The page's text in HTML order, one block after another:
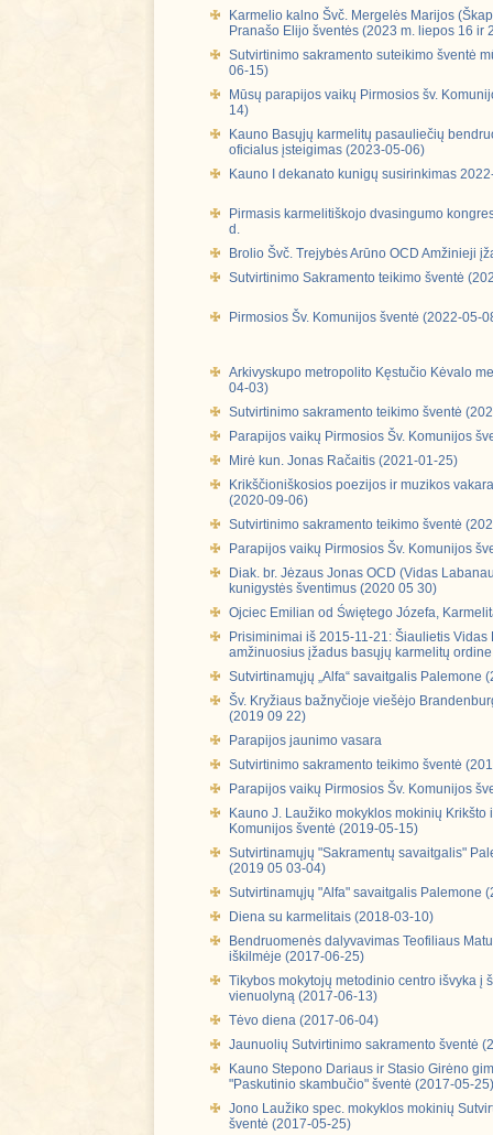
Karmelio kalno Švč. Mergelės Marijos
Pranašo Elijo šventės (2023 m. liepos 16 ir
Sutvirtinimo sakramento suteikimo šventė
06-15)
Mūsų parapijos vaikų Pirmosios šv.
14)
Kauno Basųjų karmelitų pasauliečių
oficialus įsteigimas (2023-05-06)
Kauno I dekanato kunigų susirinkimas
Pirmasis karmelitiškojo dvasingumo
d.
Brolio Švč. Trejybės Arūno OCD Amžinieji
Sutvirtinimo Sakramento teikimo šventė
Pirmosios Šv. Komunijos šventė (2022-05-
Arkivyskupo metropolito Kęstučio Kėvalo
04-03)
Sutvirtinimo sakramento teikimo šventė
Parapijos vaikų Pirmosios Šv. Komunijos
Mirė kun. Jonas Račaitis (2021-01-25)
Krikščioniškosios poezijos ir muzikos
(2020-09-06)
Sutvirtinimo sakramento teikimo šventė
Parapijos vaikų Pirmosios Šv. Komunijos
Diak. br. Jėzaus Jonas OCD (Vidas
kunigystės šventimus (2020 05 30)
Ojciec Emilian od Świętego Józefa,
Prisiminimai iš 2015-11-21: Šiaulietis
amžinuosius įžadus basųjų karmelitų ordine
Sutvirtinamųjų „Alfa“ savaitgalis Palemone
Šv. Kryžiaus bažnyčioje viešėjo
(2019 09 22)
Parapijos jaunimo vasara
Sutvirtinimo sakramento teikimo šventė
Parapijos vaikų Pirmosios Šv. Komunijos
Kauno J. Laužiko mokyklos mokinių Krikšto
Komunijos šventė (2019-05-15)
Sutvirtinamųjų "Sakramentų savaitgalis"
(2019 05 03-04)
Sutvirtinamųjų "Alfa" savaitgalis Palemone
Diena su karmelitais (2018-03-10)
Bendruomenės dalyvavimas Teofiliaus
iškilmėje (2017-06-25)
Tikybos mokytojų metodinio centro išvyka į
vienuolyną (2017-06-13)
Tėvo diena (2017-06-04)
Jaunuolių Sutvirtinimo sakramento šventė
Kauno Stepono Dariaus ir Stasio Girėno
"Paskutinio skambučio" šventė (2017-05-25)
Jono Laužiko spec. mokyklos mokinių
šventė (2017-05-25)